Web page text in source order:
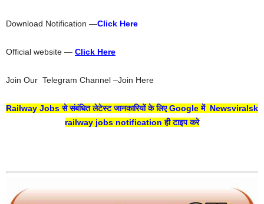
Download Notification —Click Here
Official website — Click Here
Join Our Telegram Channel –Join Here
Railway Jobs से संबंधित लेटेस्ट जानकारियों के लिए Google में Newsviralsk
railway jobs notification ही टाइपकरे